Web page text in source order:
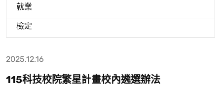
就業
檢定
2025.12.16
115科技校院繁星計畫校內遴選辦法